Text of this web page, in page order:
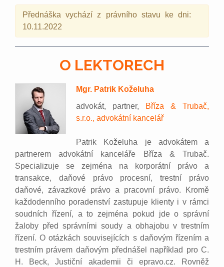
Přednáška vychází z právního stavu ke dni:
10.11.2022
O LEKTORECH
Mgr. Patrik Koželuha
advokát, partner,
Bříza & Trubač,
s.r.o., advokátní kancelář
Patrik Koželuha je advokátem a
partnerem advokátní kanceláře Bříza & Trubač.
Specializuje se zejména na korporátní právo a
transakce, daňové právo procesní, trestní právo
daňové, závazkové právo a pracovní právo. Kromě
každodenního poradenství zastupuje klienty i v rámci
soudních řízení, a to zejména pokud jde o správní
žaloby před správními soudy a obhajobu v trestním
řízení. O otázkách souvisejících s daňovým řízením a
trestním právem daňovým přednášel například pro C.
H. Beck, Justiční akademii či epravo.cz. Rovněž